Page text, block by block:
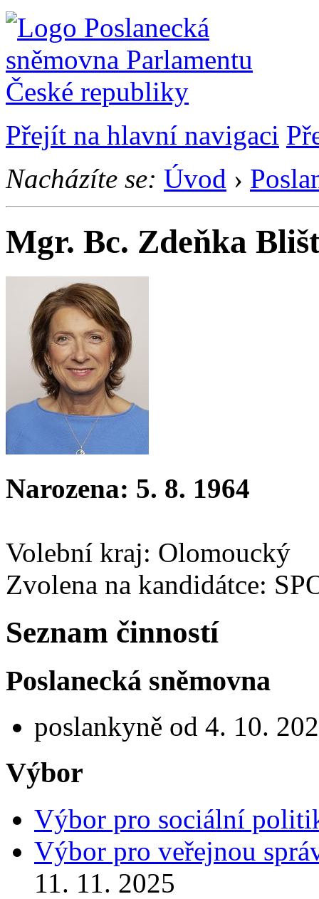
Přejít na hlavní navigaci
Nacházíte se: Úvod ›
Mgr. Bc. Zdeňka
Narozena: 5. 8. 1964
Volební kraj: Olomoucký
Zvolena na kandidátce:
Seznam činností
Poslanecká sněmovna
poslankyně od 4. 10.
Výbor
Výbor pro sociální
Výbor pro veřejnou
11. 11. 2025